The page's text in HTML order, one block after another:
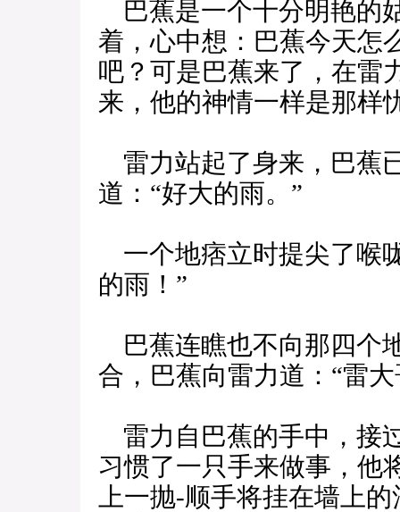
巴蕉是一个十分明艳的
着，心中想：巴蕉今天怎
吧？可是巴蕉来了，在雷
来，他的神情一样是那样
雷力站起了身来，巴蕉
道：“好大的雨。”
一个地痞立时提尖了喉
的雨！”
巴蕉连瞧也不向那四个
合，巴蕉向雷力道：“雷
雷力自巴蕉的手中，接
习惯了一只手来做事，他
上一抛-顺手将挂在墙上